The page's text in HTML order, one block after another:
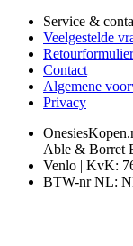
Service &
Veelgestelde
Retourformulier
Contact
Algemene
Privacy
Able & Borret
Venlo | KvK:
BTW-nr NL: